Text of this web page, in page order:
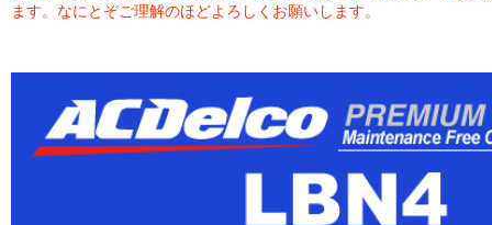
ます。なにとぞご理解のほどよろしくお願いします。